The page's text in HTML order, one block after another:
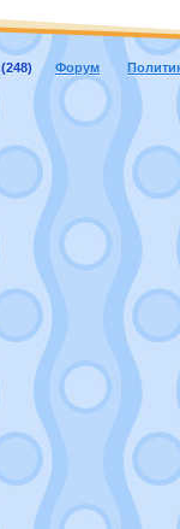
(248) Форум